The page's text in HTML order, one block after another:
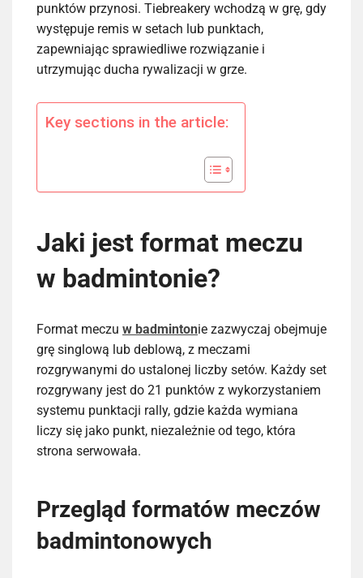
punktów przynosi. Tiebreakery wchodzą w grę, gdy
występuje remis w setach lub punktach,
zapewniając sprawiedliwe rozwiązanie i
utrzymując ducha rywalizacji w grze.
Key sections in the article:
Jaki jest format meczu
w badmintonie?
Format meczu w badmintonie zazwyczaj obejmuje
grę singlową lub deblową, z meczami
rozgrywanymi do ustalonej liczby setów. Każdy set
rozgrywany jest do 21 punktów z wykorzystaniem
systemu punktacji rally, gdzie każda wymiana
liczy się jako punkt, niezależnie od tego, która
strona serwowała.
Przegląd formatów meczów
badmintonowych